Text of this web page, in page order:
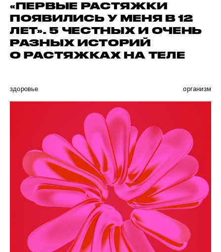
«ПЕРВЫЕ РАСТЯЖКИ
ПОЯВИЛИСЬ У МЕНЯ В 12
ЛЕТ». 5 ЧЕСТНЫХ И ОЧЕНЬ
РАЗНЫХ ИСТОРИЙ
О РАСТЯЖКАХ НА ТЕЛЕ
здоровье организм